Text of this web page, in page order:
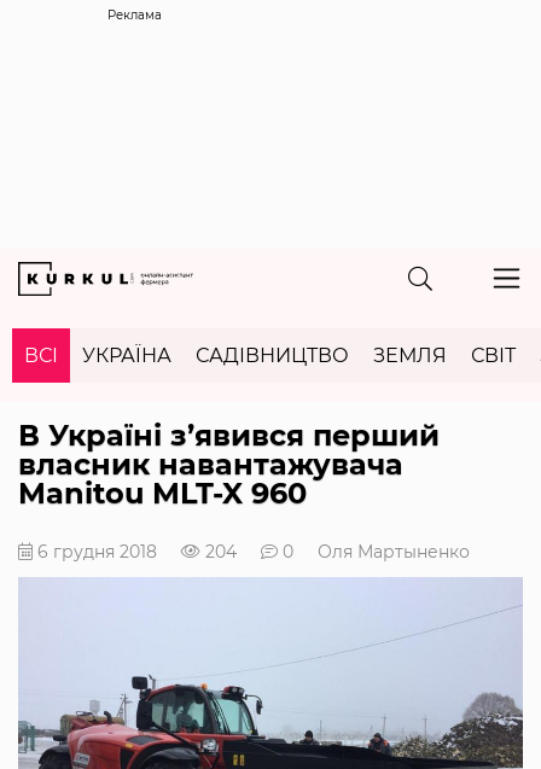
Реклама
ВСІ УКРАЇНА САДІВНИЦТВО ЗЕМЛЯ СВІТ
В Україні з’явився перший
власник навантажувача
Manitou MLT-X 960
6 грудня 2018 204 0 Оля Мартыненко